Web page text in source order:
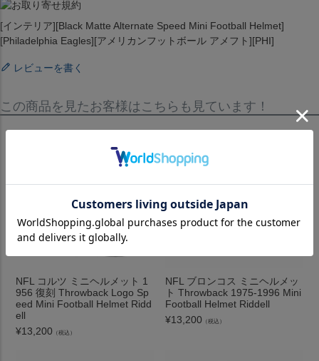
[インテリア][Black Matte Alternate Speed Mini Football Helmet]
[Philadelphia Eagles][アメリカンフットボール アメフト][PHI]
レビューを書く
この商品を見たお客様はこちらも見ています！
NFL コルツ ミニヘルメット 1
956 復刻 Throwback Logo Sp
eed Mini Football Helmet Ridd
ell
¥13,200 （税込）
NFL ブロンコス ミニヘルメッ
ト Throwback 1975-1996 Mini
Football Helmet Riddell
¥13,200 （税込）